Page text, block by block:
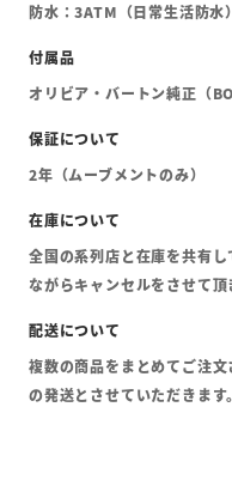
防水：3ATM（日常生活防水）
オリビア・バートン純正（
2年（ムーブメントのみ）
全国の系列店と在庫を共有
ながらキャンセルをさせて頂
複数の商品をまとめてご注
の発送とさせていただきます。